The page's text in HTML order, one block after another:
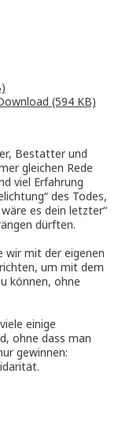
(594 KB)
Bestatter und
gleichen Rede
viel Erfahrung
des Todes,
es dein letzter“
dürften.
wir mit der eigenen
um mit dem
können, ohne
einige
ohne dass man
gewinnen: